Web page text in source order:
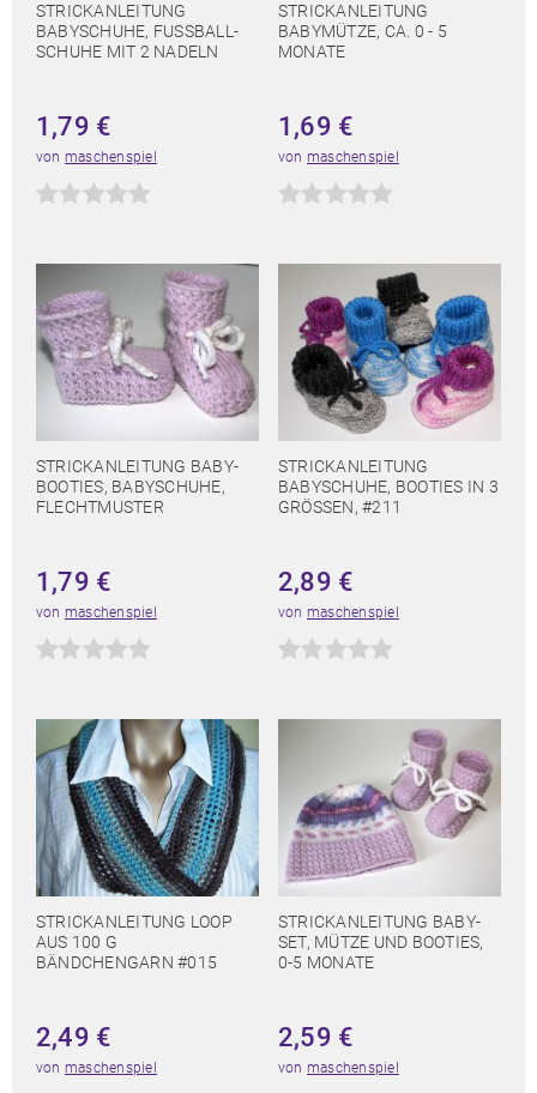
STRICKANLEITUNG
BABYSCHUHE, FUSSBALL-
SCHUHE MIT 2 NADELN
1,79 €
von maschenspiel
STRICKANLEITUNG
BABYMÜTZE, CA. 0 - 5
MONATE
1,69 €
von maschenspiel
STRICKANLEITUNG BABY-
BOOTIES, BABYSCHUHE,
FLECHTMUSTER
1,79 €
von maschenspiel
STRICKANLEITUNG
BABYSCHUHE, BOOTIES IN 3
GRÖSSEN, #211
2,89 €
von maschenspiel
STRICKANLEITUNG LOOP
AUS 100 G
BÄNDCHENGARN #015
2,49 €
von maschenspiel
STRICKANLEITUNG BABY-
SET, MÜTZE UND BOOTIES,
0-5 MONATE
2,59 €
von maschenspiel